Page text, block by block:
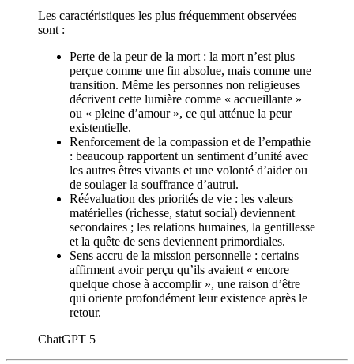
Les caractéristiques les plus fréquemment observées
sont :
Perte de la peur de la mort : la mort n’est plus
perçue comme une fin absolue, mais comme une
transition. Même les personnes non religieuses
décrivent cette lumière comme « accueillante »
ou « pleine d’amour », ce qui atténue la peur
existentielle.
Renforcement de la compassion et de l’empathie
: beaucoup rapportent un sentiment d’unité avec
les autres êtres vivants et une volonté d’aider ou
de soulager la souffrance d’autrui.
Réévaluation des priorités de vie : les valeurs
matérielles (richesse, statut social) deviennent
secondaires ; les relations humaines, la gentillesse
et la quête de sens deviennent primordiales.
Sens accru de la mission personnelle : certains
affirment avoir perçu qu’ils avaient « encore
quelque chose à accomplir », une raison d’être
qui oriente profondément leur existence après le
retour.
ChatGPT 5